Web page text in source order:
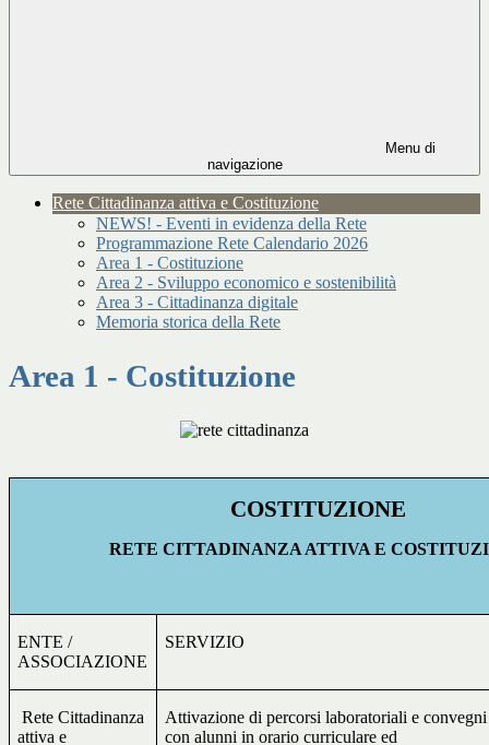
Menu di
navigazione
Rete Cittadinanza attiva e Costituzione
NEWS! - Eventi in evidenza della Rete
Programmazione Rete Calendario 2026
Area 1 - Costituzione
Area 2 - Sviluppo economico e sostenibilità
Area 3 - Cittadinanza digitale
Memoria storica della Rete
Area 1 - Costituzione
COSTITUZIONE
RETE CITTADINANZA ATTIVA E
ENTE /
ASSOCIAZIONE
SERVIZIO
Rete Cittadinanza
attiva e
Attivazione di percorsi laboratoriali e convegni
con alunni in orario curriculare ed